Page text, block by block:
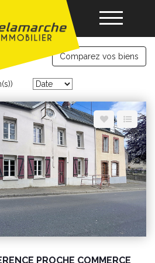
Comparez vos biens
PROCHE COMMERCE